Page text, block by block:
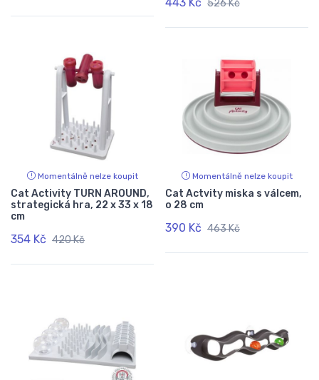
526 Kč
Momentálně nelze koupit
Cat Activity TURN AROUND,
strategická hra, 22 x 33 x 18
cm
354 Kč 420 Kč
Momentálně nelze koupit
Cat Actvity miska s válcem,
o 28 cm
390 Kč 463 Kč